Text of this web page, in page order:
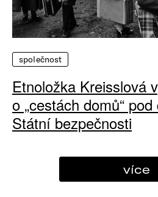
společnost
Etnoložka Kreisslová
o „cestách domů“
Státní bezpečnosti
více